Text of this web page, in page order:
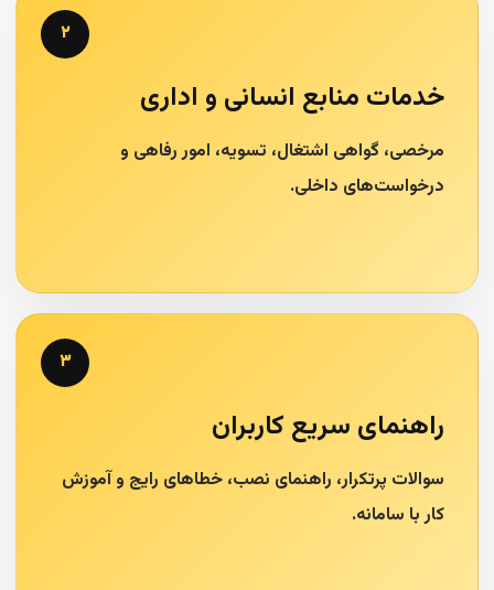
۲
خدمات منابع انسانی و اداری
مرخصی، گواهی اشتغال، تسویه، امور رفاهی و
درخواست‌های داخلی.
۳
راهنمای سریع کاربران
سوالات پرتکرار، راهنمای نصب، خطاهای رایج و آموزش
کار با سامانه.